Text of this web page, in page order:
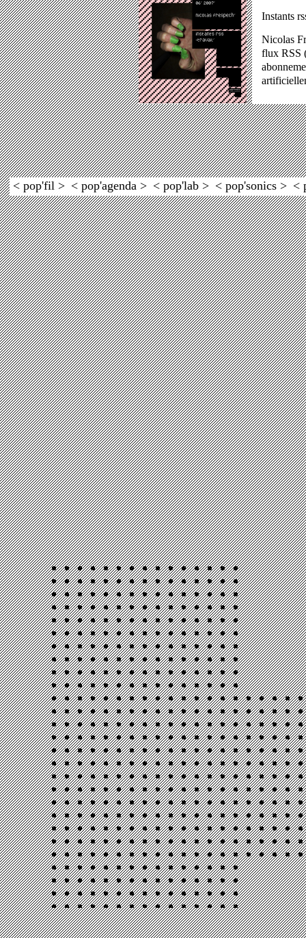
Instants
Nicolas
flux RSS
< pop'fil > < pop'agenda > < pop'lab > < pop'sonics > <